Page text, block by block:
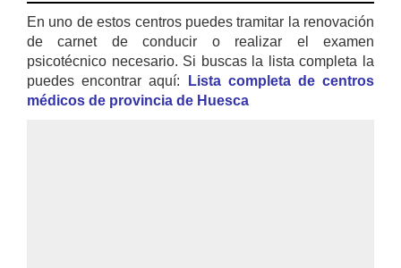
En uno de estos centros puedes tramitar la renovación
de carnet de conducir o realizar el examen
psicotécnico necesario. Si buscas la lista completa la
puedes encontrar aquí:
Lista completa de centros
médicos de provincia de Huesca